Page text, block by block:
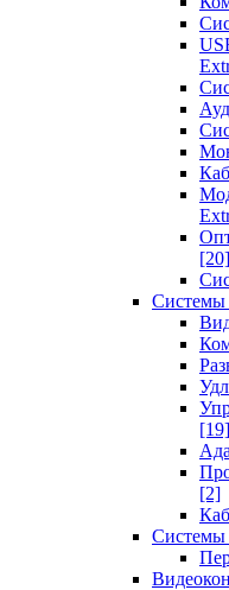
[20]
Системы
[19]
[2]
Системы